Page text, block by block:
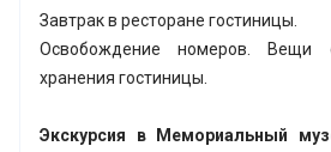
Завтрак в ресторане гостиницы.
Освобождение номеров. Вещи
хранения гостиницы.
Экскурсия в Мемориальный